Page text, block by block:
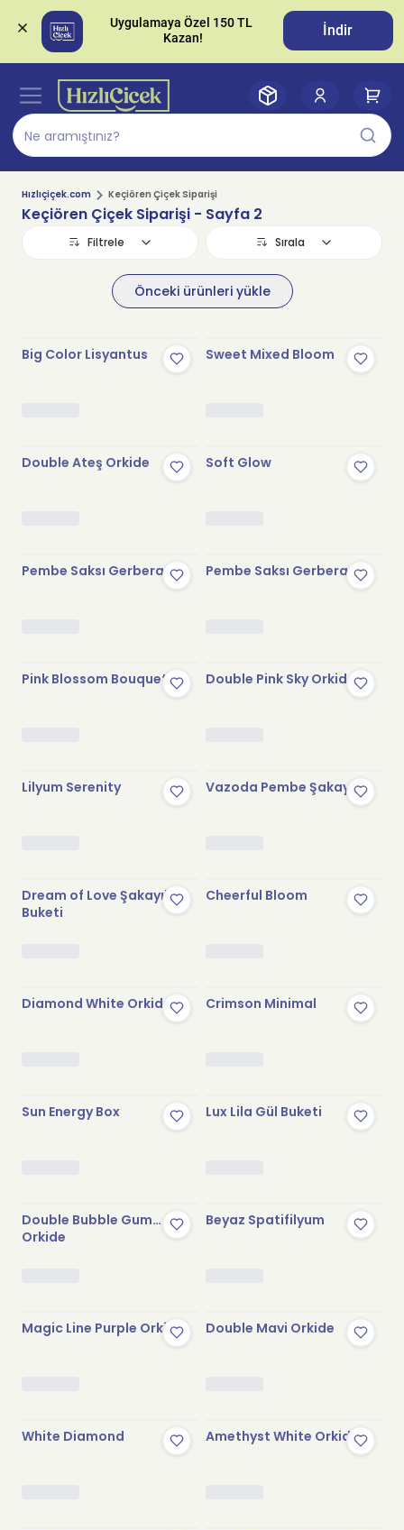
Uygulamaya Özel 150 TL
İndir
Hızlıçiçek.com Keçiören Çiçek Siparişi
Keçiören Çiçek Siparişi - Sayfa 2
Filtrele Sırala
Önceki ürünleri yükle
Big Color Lisyantus Sweet Mixed Bloom
Double Ateş Orkide Soft Glow
Pembe Saksı Gerbera Pembe Saksı Gerbera
Pink Blossom Bouquet Double Pink Sky Orkide
Lilyum Serenity Vazoda Pembe Şakayık
Dream of Love Şakayık
Buketi
Cheerful Bloom
Diamond White Orkide Crimson Minimal
Sun Energy Box Lux Lila Gül Buketi
Double Bubble Gum
Orkide
Beyaz Spatifilyum
Magic Line Purple Orkide Double Mavi Orkide
White Diamond Amethyst White Orkide